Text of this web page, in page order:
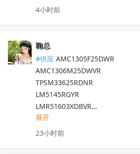
NJM2816GM1-51A-TE2
K4B4G1646E-BYK0  TEF6686
IRFB4227  CS75823
PT16556-LQ  LV5683P-E
TEA6856AHN  RDA5807M
IRS2092STRPBF  EN25QH64A-
CS3820EO  M12L128168A-6TG2N
代理天微，贝岭，泰德，能芯，福
晶源微，友达，UTC，纳芯威，芯
其他PN可沟通确认
4小时前
鞠总
#供应 AMC1305F25DWR
AMC1306M25DWVR
TPSM33625RDNR
LM5145RGYR
LMR51603XDBVR
F280039CSPZR
F28P550SG8PZR
展开
23小时前